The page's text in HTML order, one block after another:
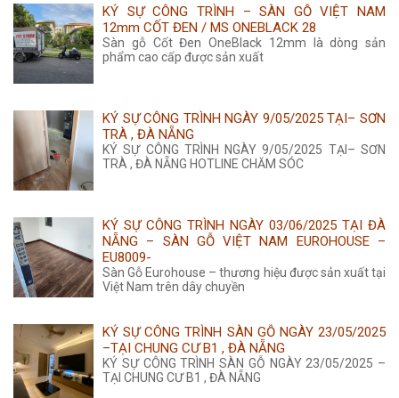
KÝ SỰ CÔNG TRÌNH – SÀN GỖ VIỆT NAM
12mm CỐT ĐEN / MS ONEBLACK 28
Sàn gỗ Cốt Đen OneBlack 12mm là dòng sản
phẩm cao cấp được sản xuất
KÝ SỰ CÔNG TRÌNH NGÀY 9/05/2025 TẠI– SƠN
TRÀ , ĐÀ NẴNG
KÝ SỰ CÔNG TRÌNH NGÀY 9/05/2025 TẠI– SƠN
TRÀ , ĐÀ NẴNG HOTLINE CHĂM SÓC
KÝ SỰ CÔNG TRÌNH NGÀY 03/06/2025 TẠI ĐÀ
NẴNG – SÀN GỖ VIỆT NAM EUROHOUSE –
EU8009-
Sàn Gỗ Eurohouse – thương hiệu được sản xuất tại
Việt Nam trên dây chuyền
KÝ SỰ CÔNG TRÌNH SÀN GỖ NGÀY 23/05/2025
–TẠI CHUNG CƯ B1 , ĐÀ NẴNG
KÝ SỰ CÔNG TRÌNH SÀN GỖ NGÀY 23/05/2025 –
TẠI CHUNG CƯ B1 , ĐÀ NẴNG